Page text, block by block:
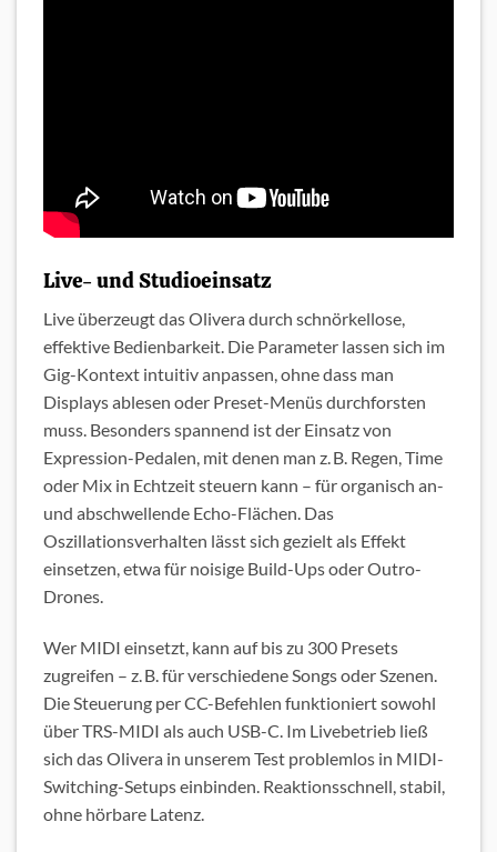
Live- und Studioeinsatz
Live überzeugt das Olivera durch schnörkellose,
effektive Bedienbarkeit. Die Parameter lassen sich im
Gig-Kontext intuitiv anpassen, ohne dass man
Displays ablesen oder Preset-Menüs durchforsten
muss. Besonders spannend ist der Einsatz von
Expression-Pedalen, mit denen man z. B. Regen, Time
oder Mix in Echtzeit steuern kann – für organisch an-
und abschwellende Echo-Flächen. Das
Oszillationsverhalten lässt sich gezielt als Effekt
einsetzen, etwa für noisige Build-Ups oder Outro-
Drones.
Wer MIDI einsetzt, kann auf bis zu 300 Presets
zugreifen – z. B. für verschiedene Songs oder Szenen.
Die Steuerung per CC-Befehlen funktioniert sowohl
über TRS-MIDI als auch USB-C. Im Livebetrieb ließ
sich das Olivera in unserem Test problemlos in MIDI-
Switching-Setups einbinden. Reaktionsschnell, stabil,
ohne hörbare Latenz.